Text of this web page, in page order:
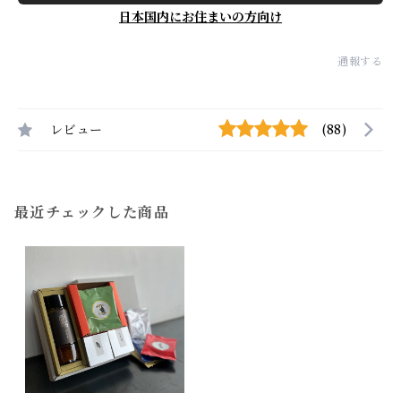
日本国内にお住まいの方向け
通報する
レビュー (88)
最近チェックした商品